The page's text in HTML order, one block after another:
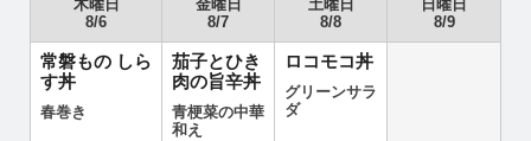
木曜日
8/6
金曜日
8/7
土曜日
8/8
日曜日
8/9
常磐もの しら
す丼
春巻き
茄子とひき
肉の旨辛丼
青梗菜の中華
和え
ロコモコ丼
グリーンサラ
ダ